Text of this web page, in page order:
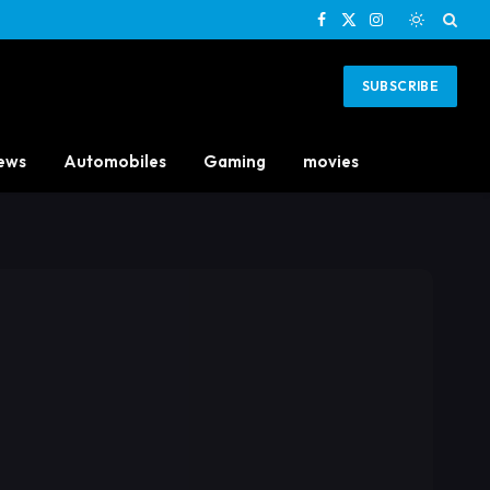
Facebook
X
Instagram
SUBSCRIBE
Automobiles Gaming movies